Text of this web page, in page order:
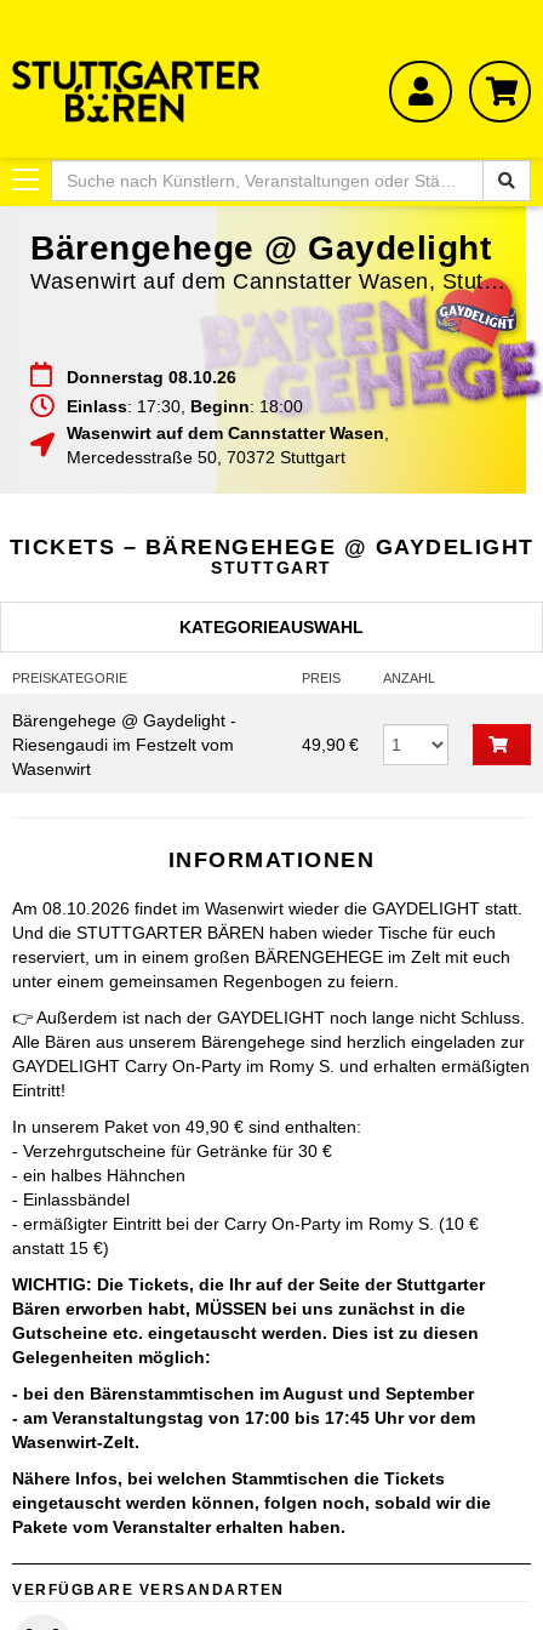
Toggle
navigation
Bärengehege @ Gaydelight
Wasenwirt auf dem Cannstatter Wasen, Stuttgart
Donnerstag 08.10.26
Einlass: 17:30, Beginn: 18:00
Wasenwirt auf dem Cannstatter Wasen
Mercedesstraße 50 70372 Stuttgart
TICKETS – BÄRENGEHEGE @ GAYDELIGHT
STUTTGART
KATEGORIEAUSWAHL
PREISKATEGORIE PREIS ANZAHL
Bärengehege @ Gaydelight -
Riesengaudi im Festzelt vom
Wasenwirt
49,90 €
INFORMATIONEN
Am 08.10.2026 findet im Wasenwirt wieder die GAYDELIGHT statt.
Und die STUTTGARTER BÄREN haben wieder Tische für euch
reserviert, um in einem großen BÄRENGEHEGE im Zelt mit euch
unter einem gemeinsamen Regenbogen zu feiern.
👉 Außerdem ist nach der GAYDELIGHT noch lange nicht Schluss.
Alle Bären aus unserem Bärengehege sind herzlich eingeladen zur
GAYDELIGHT Carry On-Party im Romy S. und erhalten ermäßigten
Eintritt!
In unserem Paket von 49,90 € sind enthalten:
- Verzehrgutscheine für Getränke für 30 €
- ein halbes Hähnchen
- Einlassbändel
- ermäßigter Eintritt bei der Carry On-Party im Romy S. (10 €
anstatt 15 €)
WICHTIG: Die Tickets, die Ihr auf der Seite der Stuttgarter
Bären erworben habt, MÜSSEN bei uns zunächst in die
Gutscheine etc. eingetauscht werden. Dies ist zu diesen
Gelegenheiten möglich:
- bei den Bärenstammtischen im August und September
- am Veranstaltungstag von 17:00 bis 17:45 Uhr vor dem
Wasenwirt-Zelt.
Nähere Infos, bei welchen Stammtischen die Tickets
eingetauscht werden können, folgen noch, sobald wir die
Pakete vom Veranstalter erhalten haben.
VERFÜGBARE VERSANDARTEN